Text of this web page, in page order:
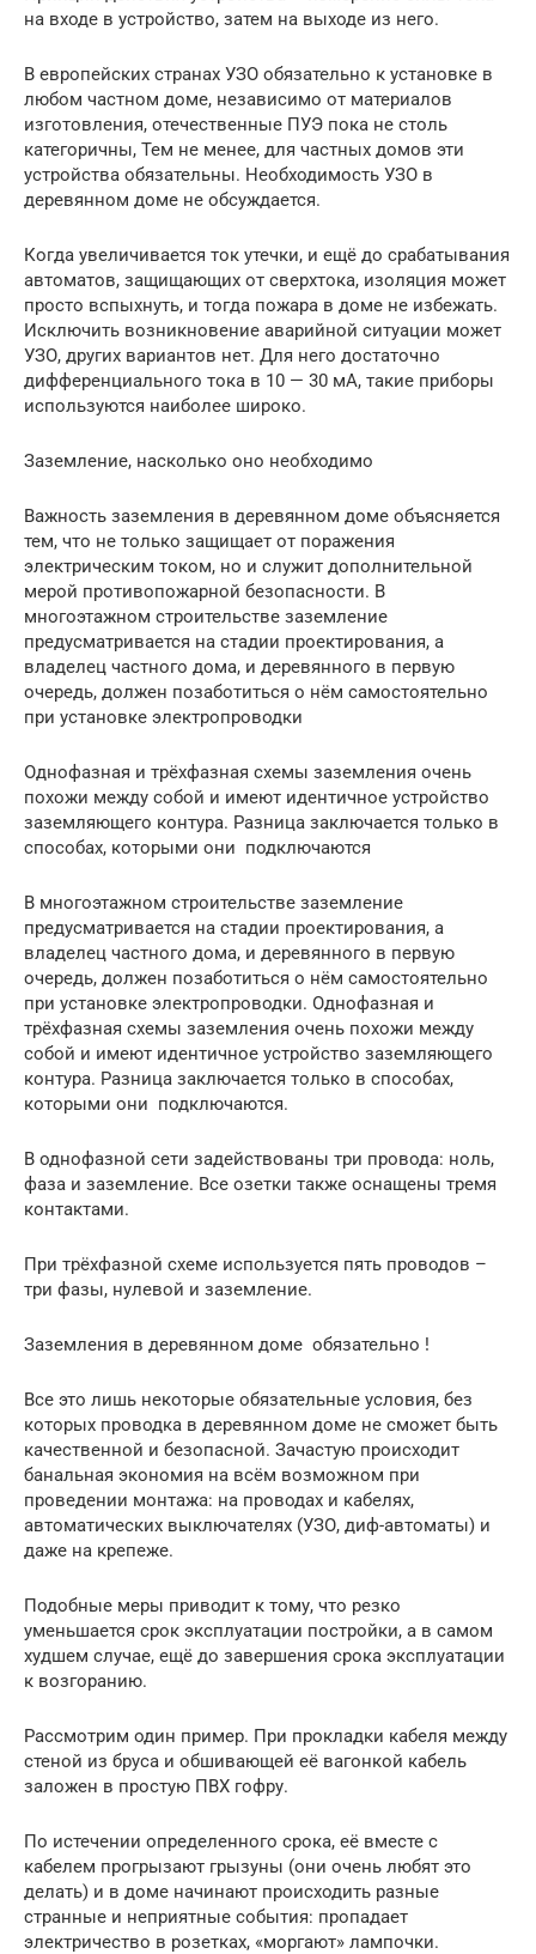
на входе в устройство, затем на выходе из него.
В европейских странах УЗО обязательно к установке в
любом частном доме, независимо от материалов
изготовления, отечественные ПУЭ пока не столь
категоричны, Тем не менее, для частных домов эти
устройства обязательны. Необходимость УЗО в
деревянном доме не обсуждается.
Когда увеличивается ток утечки, и ещё до срабатывания
автоматов, защищающих от сверхтока, изоляция может
просто вспыхнуть, и тогда пожара в доме не избежать.
Исключить возникновение аварийной ситуации может
УЗО, других вариантов нет. Для него достаточно
дифференциального тока в 10 — 30 мА, такие приборы
используются наиболее широко.
Заземление, насколько оно необходимо
Важность заземления в деревянном доме объясняется
тем, что не только защищает от поражения
электрическим током, но и служит дополнительной
мерой противопожарной безопасности. В
многоэтажном строительстве заземление
предусматривается на стадии проектирования, а
владелец частного дома, и деревянного в первую
очередь, должен позаботиться о нём самостоятельно
при установке электропроводки
Однофазная и трёхфазная схемы заземления очень
похожи между собой и имеют идентичное устройство
заземляющего контура. Разница заключается только в
способах, которыми они подключаются
В многоэтажном строительстве заземление
предусматривается на стадии проектирования, а
владелец частного дома, и деревянного в первую
очередь, должен позаботиться о нём самостоятельно
при установке электропроводки. Однофазная и
трёхфазная схемы заземления очень похожи между
собой и имеют идентичное устройство заземляющего
контура. Разница заключается только в способах,
которыми они подключаются.
В однофазной сети задействованы три провода: ноль,
фаза и заземление. Все озетки также оснащены тремя
контактами.
При трёхфазной схеме используется пять проводов –
три фазы, нулевой и заземление.
Заземления в деревянном доме обязательно !
Все это лишь некоторые обязательные условия, без
которых проводка в деревянном доме не сможет быть
качественной и безопасной. Зачастую происходит
банальная экономия на всём возможном при
проведении монтажа: на проводах и кабелях,
автоматических выключателях (УЗО, диф-автоматы) и
даже на крепеже.
Подобные меры приводит к тому, что резко
уменьшается срок эксплуатации постройки, а в самом
худшем случае, ещё до завершения срока эксплуатации
к возгоранию.
Рассмотрим один пример. При прокладки кабеля между
стеной из бруса и обшивающей её вагонкой кабель
заложен в простую ПВХ гофру.
По истечении определенного срока, её вместе с
кабелем прогрызают грызуны (они очень любят это
делать) и в доме начинают происходить разные
странные и неприятные события: пропадает
электричество в розетках, «моргают» лампочки.